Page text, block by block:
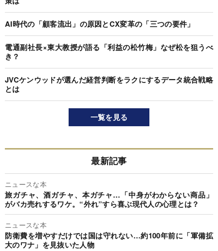
AI時代の「顧客流出」の原因とCX変革の「三つの要件」
電通副社長×東大教授が語る「利益の松竹梅」なぜ松を狙うべ
き？
JVCケンウッドが選んだ経営判断をラクにするデータ統合戦略
とは
一覧を見る
最新記事
ニュースな本
旅ガチャ、酒ガチャ、本ガチャ…「中身がわからない商品」
がバカ売れするワケ。“外れ”すら喜ぶ現代人の心理とは？
ニュースな本
防衛費を増やすだけでは国は守れない…約100年前に「軍備拡
大のワナ」を見抜いた人物